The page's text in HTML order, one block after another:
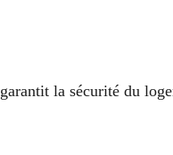
la sécurité du